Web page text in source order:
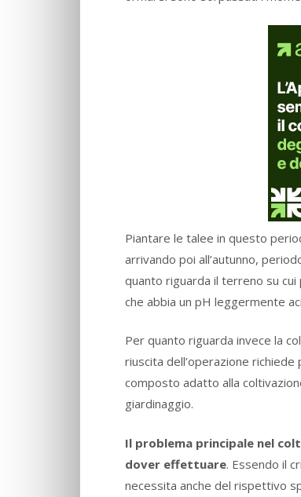
Piantare le talee in questo
arrivando poi all’autunno,
quanto riguarda il terreno su
che abbia un pH leggermente
Per quanto riguarda invece la
riuscita dell’operazione
composto adatto alla
giardinaggio.
Il problema principale nel
dover effettuare. Essendo il
necessita anche del rispettivo